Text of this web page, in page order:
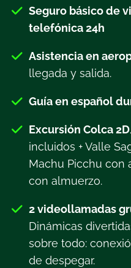
Seguro básico de
telefónica 24h
Asistencia en
llegada y salida.
Guía en español
Excursión Colca
incluidos + Valle
Machu Picchu con
con almuerzo.
2 videollamadas
Dinámicas
sobre todo:
de despegar.